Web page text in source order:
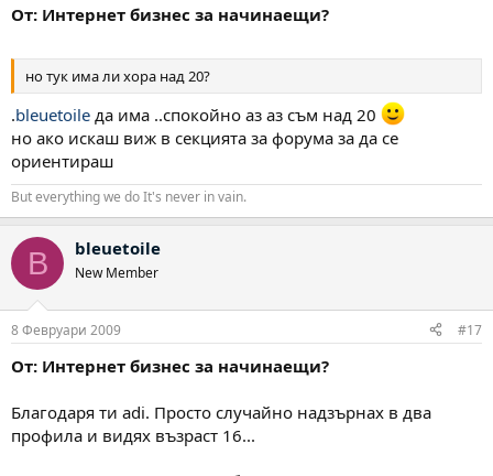
От: Интернет бизнес за начинаещи?
но тук има ли хора над 20?
.bleuetoile да има ..спокойно аз аз съм над 20
но ако искаш виж в секцията за форума за да се
ориентираш
But everything we do It's never in vain.
B bleuetoile
New Member
8 Февруари 2009 #17
От: Интернет бизнес за начинаещи?
Благодаря ти adi. Просто случайно надзърнах в два
профила и видях възраст 16...